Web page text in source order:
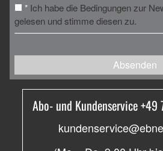
* Ich habe die Bedingungen zur
gelesen und stimme diesen zu.
Absenden
Abo- und Kundenservice